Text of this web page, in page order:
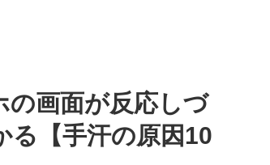
の画面が反応しづ
る【手汗の原因10